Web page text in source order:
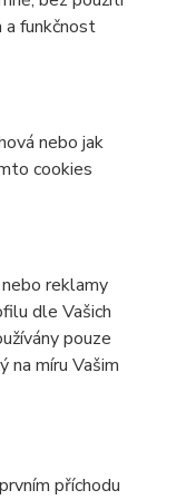
funkčnost
nebo jak
cookies
reklamy
dle Vašich
pouze
na míru Vašim
příchodu